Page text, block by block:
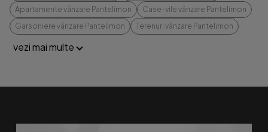
Apartamente vânzare Pantelimon
Case-vile vânzare Pantelimon
Garsoniere vânzare Pantelimon
Terenuri vânzare Pantelimon
vezi mai multe